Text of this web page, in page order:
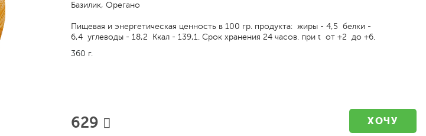
Базилик, Орегано
Пищевая и энергетическая ценность в 100 гр. продукта: жиры - 4,5 белки -
6,4 углеводы - 18,2 Ккал - 139,1. Срок хранения 24 часов. при t от +2 до +6.
360 г.
629 ХОЧУ